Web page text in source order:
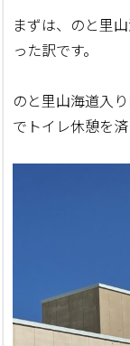
まずは、のと里
った訳です。
のと里山海道入
でトイレ休憩を済